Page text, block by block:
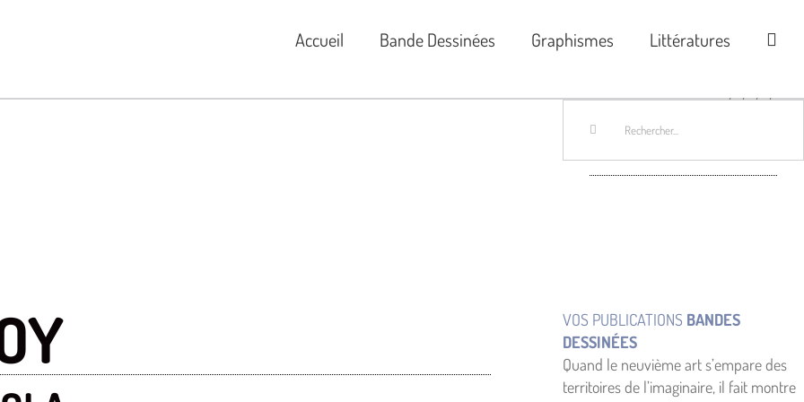
Accueil Bande Dessinées Graphismes Littératures
VOS PUBLICATIONS BANDES
DESSINÉES
Quand le neuvième art s’empare des
territoires de l’imaginaire, il fait montre